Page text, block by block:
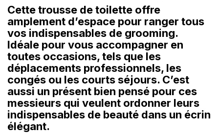
Cette trousse de toilette offre
amplement d’espace pour ranger tous
vos indispensables de grooming.
Idéale pour vous accompagner en
toutes occasions, tels que les
déplacements professionnels, les
congés ou les courts séjours. C’est
aussi un présent bien pensé pour ces
messieurs qui veulent ordonner leurs
indispensables de beauté dans un écrin
élégant.